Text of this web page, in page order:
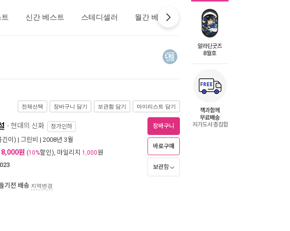
신간 베스트 스테디셀러 월간 베스트 역대 베스트
전체선택 장바구니 담기 보관함 담기 마이리스트 담기
- 현대의 신화 정가인하
긴이) | 그린비 | 2008년 3월
원 (10%할인), 마일리지 1,000원
기전 배송 지역변경
장바구니
바로구매
보관함